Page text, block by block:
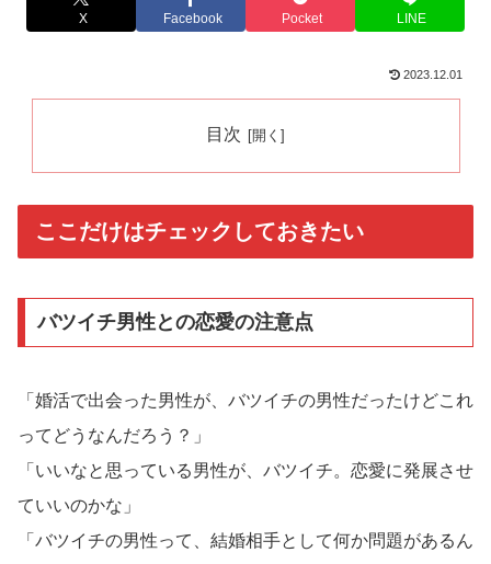
X Facebook Pocket LINE
2023.12.01
目次
ここだけはチェックしておきたい
バツイチ男性との恋愛の注意点
「婚活で出会った男性が、バツイチの男性だったけどこれ
ってどうなんだろう？」
「いいなと思っている男性が、バツイチ。恋愛に発展させ
ていいのかな」
「バツイチの男性って、結婚相手として何か問題があるん